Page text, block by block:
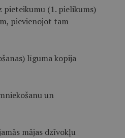
pieteikumu (1. pielikums)
pievienojot tam
līguma kopija
un
mājas dzīvokļu